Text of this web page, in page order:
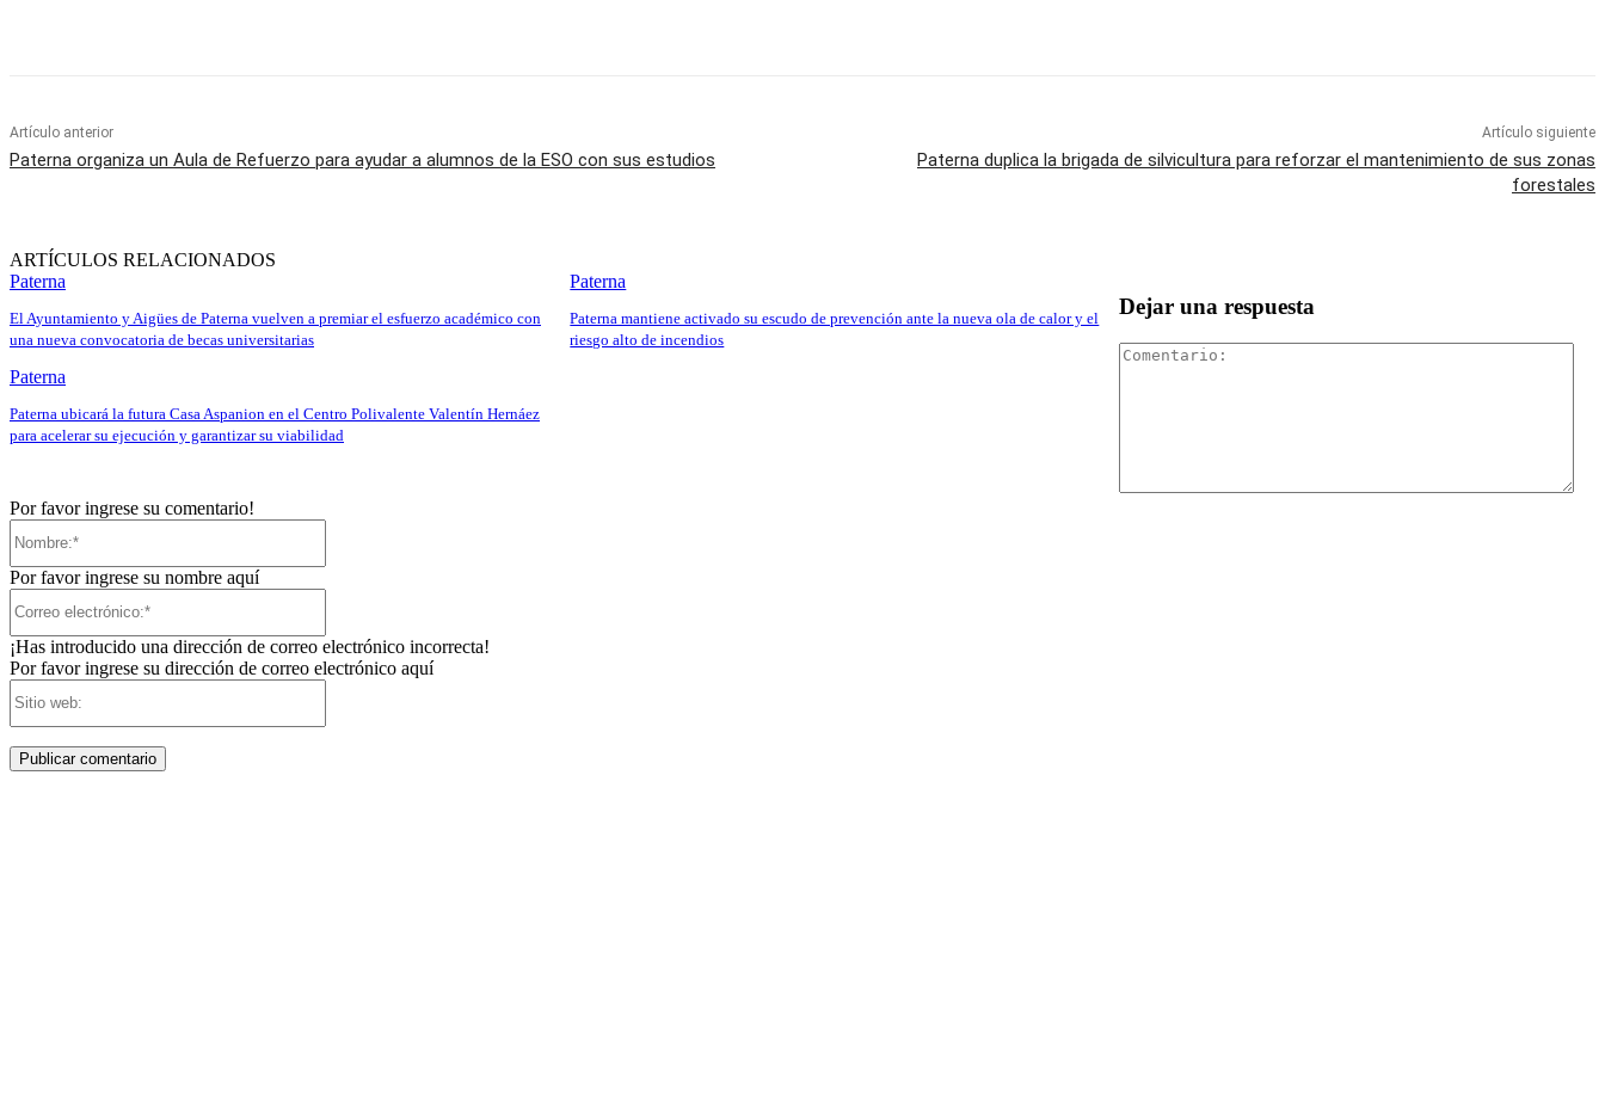
Artículo anterior
Paterna organiza un Aula de Refuerzo para ayudar a alumnos de la ESO con sus estudios
Artículo siguiente
Paterna duplica la brigada de silvicultura para reforzar el mantenimiento de sus zonas
forestales
ARTÍCULOS RELACIONADOS
Paterna
El Ayuntamiento y Aigües de Paterna vuelven a premiar el esfuerzo académico con
una nueva convocatoria de becas universitarias
Paterna
Paterna mantiene activado su escudo de prevención ante la nueva ola de calor y el
riesgo alto de incendios
Paterna
Paterna ubicará la futura Casa Aspanion en el Centro Polivalente Valentín Hernáez
para acelerar su ejecución y garantizar su viabilidad
Dejar una respuesta
Por favor ingrese su comentario!
Por favor ingrese su nombre aquí
¡Has introducido una dirección de correo electrónico incorrecta!
Por favor ingrese su dirección de correo electrónico aquí